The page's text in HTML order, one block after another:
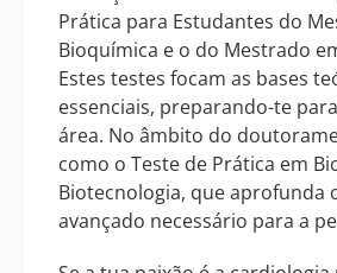
Prática para Estudantes do
Bioquímica e o do Mestrado
Estes testes focam as bases
essenciais, preparando-te
área. No âmbito do
como o Teste de Prática em
Biotecnologia, que aprofunda
avançado necessário para a